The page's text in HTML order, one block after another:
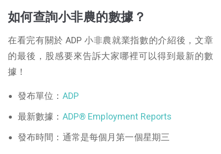
如何查詢小非農的數據？
在看完有關於 ADP 小非農就業指數的介紹後，文章
的最後，股感要來告訴大家哪裡可以得到最新的數
據！
發布單位： ADP
最新數據： ADP® Employment Reports
發布時間：通常是每個月第一個星期三